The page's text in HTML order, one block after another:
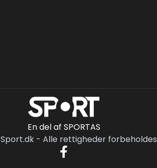
En del af SPORTAS
Sport.dk - Alle rettigheder forbeholdes